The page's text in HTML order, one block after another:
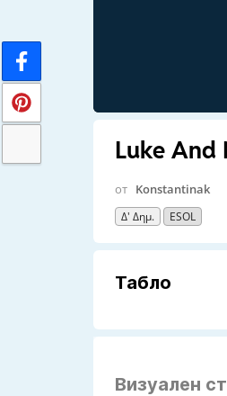
Luke And
от Konstantinak
Δ' Δημ. ESOL
Табло
Визуален